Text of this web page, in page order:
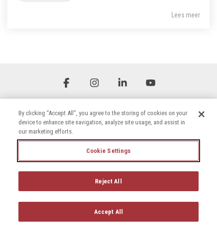
Lees meer
Toegankelijkheidsverklaring
© 2026 Briggs & Stratton, LLC. All rights reserved.
FacebookInstagramLinkedin
By clicking “Accept All”, you agree to the storing of cookies on your
device to enhance site navigation, analyze site usage, and assist in
our marketing efforts.
Cookie Settings
Reject All
Accept All